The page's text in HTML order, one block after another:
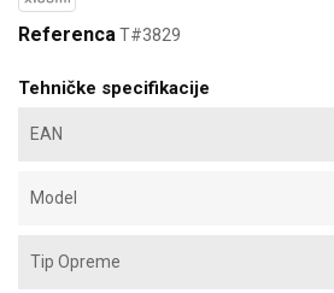
ReferencaT#3829
Tehničke specifikacije
EAN
Model
Tip Opreme